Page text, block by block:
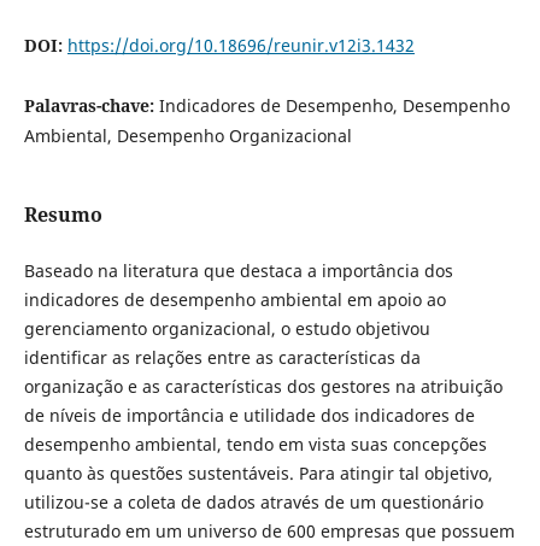
DOI: https://doi.org/10.18696/reunir.v12i3.1432
Palavras-chave: Indicadores de Desempenho, Desempenho
Ambiental, Desempenho Organizacional
Resumo
Baseado na literatura que destaca a importância dos
indicadores de desempenho ambiental em apoio ao
gerenciamento organizacional, o estudo objetivou
identificar as relações entre as características da
organização e as características dos gestores na atribuição
de níveis de importância e utilidade dos indicadores de
desempenho ambiental, tendo em vista suas concepções
quanto às questões sustentáveis. Para atingir tal objetivo,
utilizou-se a coleta de dados através de um questionário
estruturado em um universo de 600 empresas que possuem